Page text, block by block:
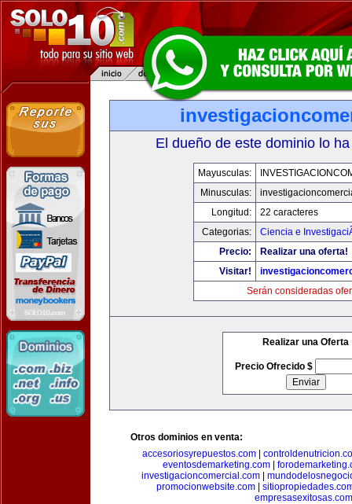
El dueño de este dominio lo
Mayusculas:
Minusculas:
Longitud:
22 caracteres
Categorias:
Ciencia e
Precio:
Realizar una oferta!
Visitar!
Serán consideradas
Realizar una Oferta
Precio Ofrecido $
Otros dominios en venta:
accesoriosyrepuestos.com
eventosdemarketing.com|
investigacioncomercial.com
promocionwebsite.com
empresasexitosas.com